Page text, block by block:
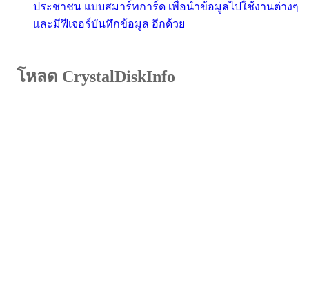
ประชาชน แบบสมาร์ทการ์ด เพื่อนำข้อมูลไปใช้งานต่างๆ
และมีฟีเจอร์บันทึกข้อมูล อีกด้วย
โหลด CrystalDiskInfo